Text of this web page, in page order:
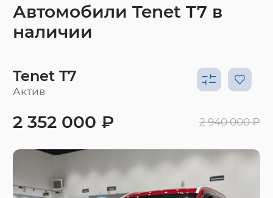
Автомобили Tenet T7 в
наличии
Tenet T7
Актив
2 352 000 ₽ 2 940 000 ₽